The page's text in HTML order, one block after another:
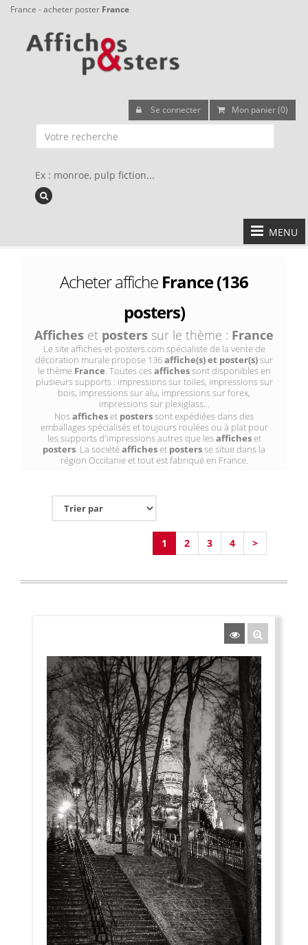
France - acheter poster France
Se connecter Mon panier (0)
Ex : monroe, pulp fiction...
MENU
Acheter affiche France (136
posters)
Affiches et posters sur le thème : France
Le site affiches-et-posters.com spécialiste de la vente de
décoration murale propose 136affiche(s) et poster(s)sur
le thème France. Toutes cesaffichessont disponibles en
plusieurs supports : impressions sur toiles, impressions sur
bois, impressions sur alu, impressions sur forex,
impressions sur plexiglass...
Nosafficheset posterssont expédiées dans des
emballages spécialisés et toujours roulées ou à plat pour
les supports d'impressions autres que lesafficheset
posters. La sociétéafficheset postersse situe dans la
région Occitanie et tout est fabriqué en France.
1 2 3 4 >